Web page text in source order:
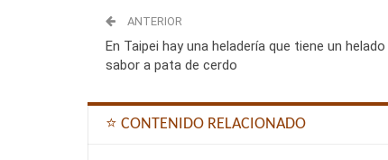
ANTERIOR
En Taipei hay una heladería que tiene un helado
sabor a pata de cerdo
⭐ CONTENIDO RELACIONADO